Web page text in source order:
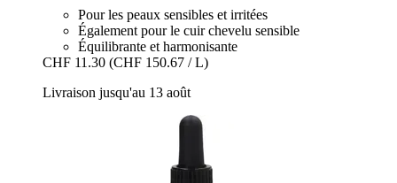
Pour les peaux sensibles et irritées
Également pour le cuir chevelu sensible
Équilibrante et harmonisante
CHF 11.30 (CHF 150.67 / L)
Livraison jusqu'au 13 août